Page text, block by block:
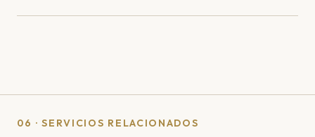
06 · SERVICIOS RELACIONADOS